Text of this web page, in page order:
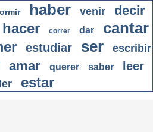
haber venir
decir
hacer correr dar cantar
estudiar ser escribir
amar querer saber leer
estar